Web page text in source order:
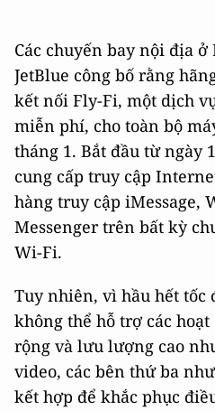
Các chuyến bay nội địa
JetBlue công bố rằng
kết nối Fly-Fi, một dịch
miễn phí, cho toàn bộ
tháng 1. Bắt đầu từ ngày
cung cấp truy cập
hàng truy cập iMessage,
Messenger trên bất kỳ
Wi-Fi.
Tuy nhiên, vì hầu hết tốc
không thể hỗ trợ các
rộng và lưu lượng cao
video, các bên thứ ba
kết hợp để khắc phục